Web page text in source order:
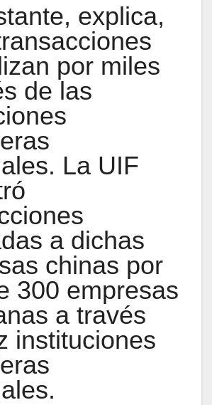
explica,
por miles
de las
La UIF
a dichas
chinas por
300 empresas
a través
instituciones